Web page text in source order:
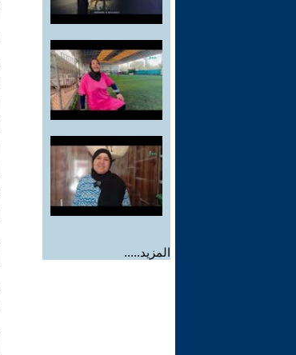
المزيد.....